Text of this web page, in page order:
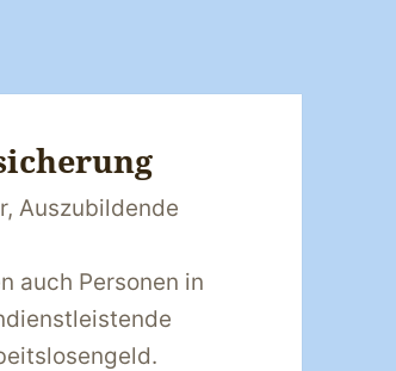
Auszubildende
auch Personen in